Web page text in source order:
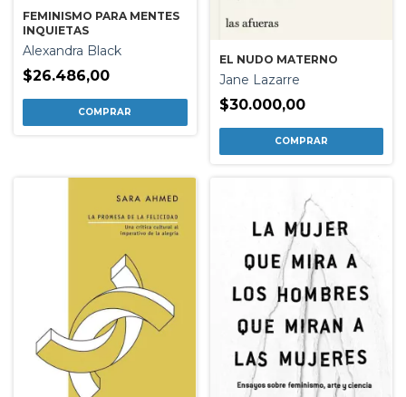
FEMINISMO PARA MENTES
INQUIETAS
Alexandra Black
$26.486,00
EL NUDO MATERNO
Jane Lazarre
$30.000,00